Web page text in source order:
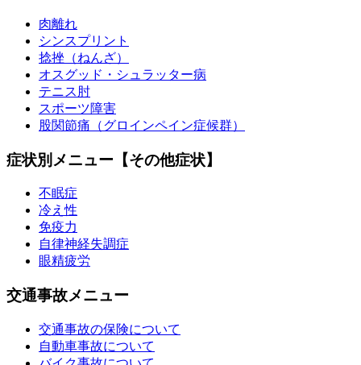
肉離れ
シンスプリント
捻挫（ねんざ）
オスグッド・シュラッター病
テニス肘
スポーツ障害
股関節痛（グロインペイン症候群）
症状別メニュー【その他症状】
不眠症
冷え性
免疫力
自律神経失調症
眼精疲労
交通事故メニュー
交通事故の保険について
自動車事故について